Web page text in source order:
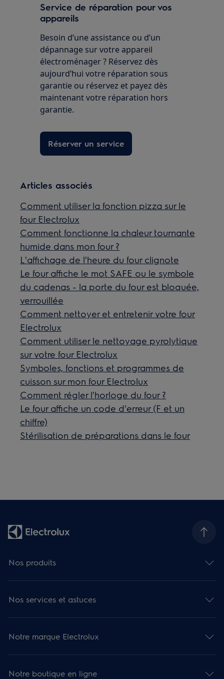
Service de réparation pour vos
appareils
Besoin d’une assistance ou d’un
dépannage sur votre appareil
électroménager ? Réservez dès
aujourd’hui votre réparation sous
garantie ou réservez et payez dès
maintenant votre réparation hors
garantie.
Réserver un service
Articles associés
Comment utiliser la fonction pizza sur le
four Electrolux
Comment fonctionne la chaleur tournante
humide dans mon four ?
L'affichage de l'heure du four clignote
Le four affiche le mot SAFE ou le symbole
du cadenas - la porte du four est bloquée,
verrouillée
Comment nettoyer et entretenir votre four
Electrolux
Comment utiliser le nettoyage pyrolytique
sur votre four Electrolux
Symboles, fonctions et programmes de
cuisson sur mon four Electrolux
Comment régler l'horloge du four ?
Le four affiche un code d'erreur (F et un
chiffre)
Stérilisation de préparations dans le four
Nos produits
Nos services et astuces
Notre marque Electrolux
Notre boutique en ligne